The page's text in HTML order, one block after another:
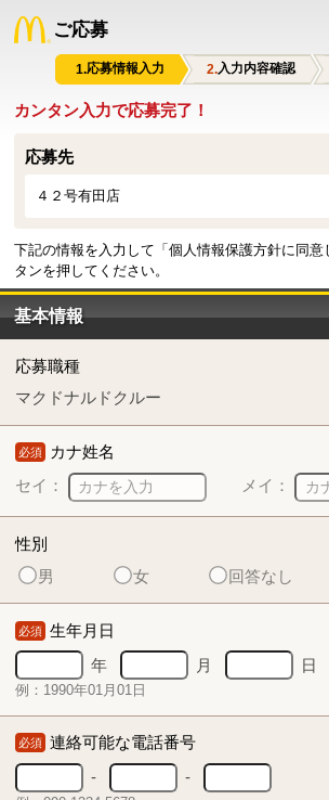
ご応募
応募情報入力 入力内容確認
カンタン入力で応募完了！
応募先
４２号有田店
下記の情報を入力して「個人情報保護方針に同
タンを押してください。
基本情報
応募職種
マクドナルドクルー
必須 カナ姓名
セイ：
メイ：
性別
男
女 回答なし
必須 生年月日
年
月 日
例：1990年01月01日
必須 連絡可能な電話番号
-
-